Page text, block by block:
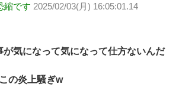
縮です 2025/02/03(月) 16:05:01.14
が気になって気になって仕方ないんだ
の炎上騒ぎw